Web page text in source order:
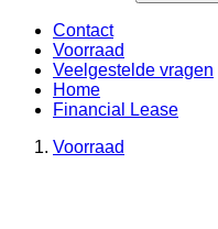
Contact
Voorraad
Veelgestelde vragen
Home
Financial Lease
Voorraad